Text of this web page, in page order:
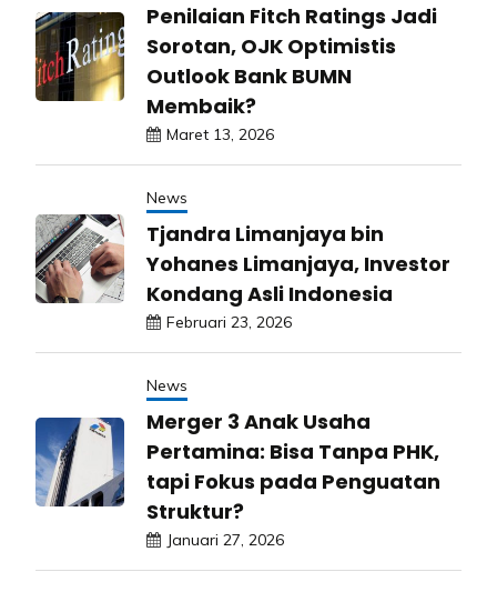
Penilaian Fitch Ratings Jadi
Sorotan, OJK Optimistis
Outlook Bank BUMN
Membaik?
Maret 13, 2026
News
Tjandra Limanjaya bin
Yohanes Limanjaya, Investor
Kondang Asli Indonesia
Februari 23, 2026
News
Merger 3 Anak Usaha
Pertamina: Bisa Tanpa PHK,
tapi Fokus pada Penguatan
Struktur?
Januari 27, 2026